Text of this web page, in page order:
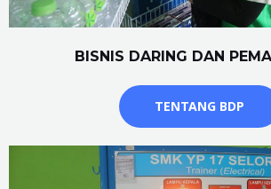
BISNIS DARING DAN
TENTANG BDP